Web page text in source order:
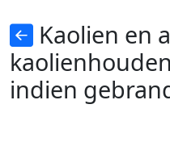
Kaolien en
indien